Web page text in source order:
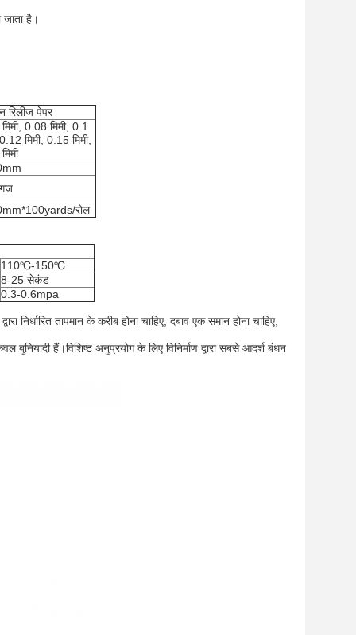
है।
रिलीज पेपर
0.08 मिमी, 0.1
मिमी, 0.15 मिमी,
रोल
110℃-150℃
8-25 सेकंड
0.3-0.6mpa
तापमान के करीब होना चाहिए, दबाव एक समान होना चाहिए,
हैं।विशिष्ट अनुप्रयोग के लिए विनिर्माण द्वारा सबसे आदर्श बंधन